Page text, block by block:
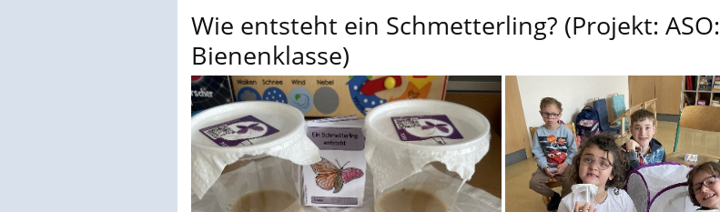
Wie entsteht ein Schmetterling? (Projekt: ASO:
Bienenklasse)